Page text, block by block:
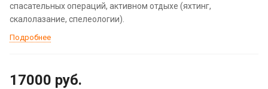
спасательных операций, активном отдыхе (яхтинг,
скалолазание, спелеологии).
Подробнее
17000 руб.